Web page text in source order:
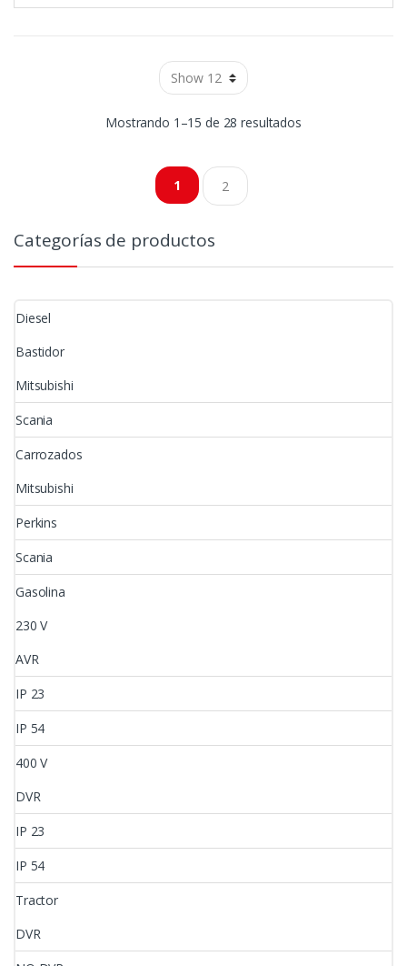
Mostrando 1–15 de 28 resultadosOrdenado
1 2
Categorías de productos
Diesel
Bastidor
Mitsubishi
Scania
Carrozados
Mitsubishi
Perkins
Scania
Gasolina
230 V
AVR
IP 23
IP 54
400 V
DVR
IP 23
IP 54
Tractor
DVR